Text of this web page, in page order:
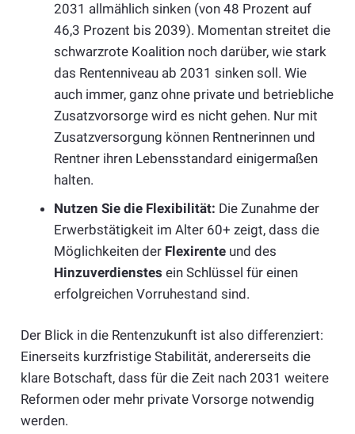
2031 allmählich sinken (von 48 Prozent auf
46,3 Prozent bis 2039). Momentan streitet die
schwarzrote Koalition noch darüber, wie stark
das Rentenniveau ab 2031 sinken soll. Wie
auch immer, ganz ohne private und betriebliche
Zusatzvorsorge wird es nicht gehen. Nur mit
Zusatzversorgung können Rentnerinnen und
Rentner ihren Lebensstandard einigermaßen
halten.
Nutzen Sie die Flexibilität: Die Zunahme der
Erwerbstätigkeit im Alter 60+ zeigt, dass die
Möglichkeiten der Flexirente und des
Hinzuverdienstes ein Schlüssel für einen
erfolgreichen Vorruhestand sind.
Der Blick in die Rentenzukunft ist also differenziert:
Einerseits kurzfristige Stabilität, andererseits die
klare Botschaft, dass für die Zeit nach 2031 weitere
Reformen oder mehr private Vorsorge notwendig
werden.